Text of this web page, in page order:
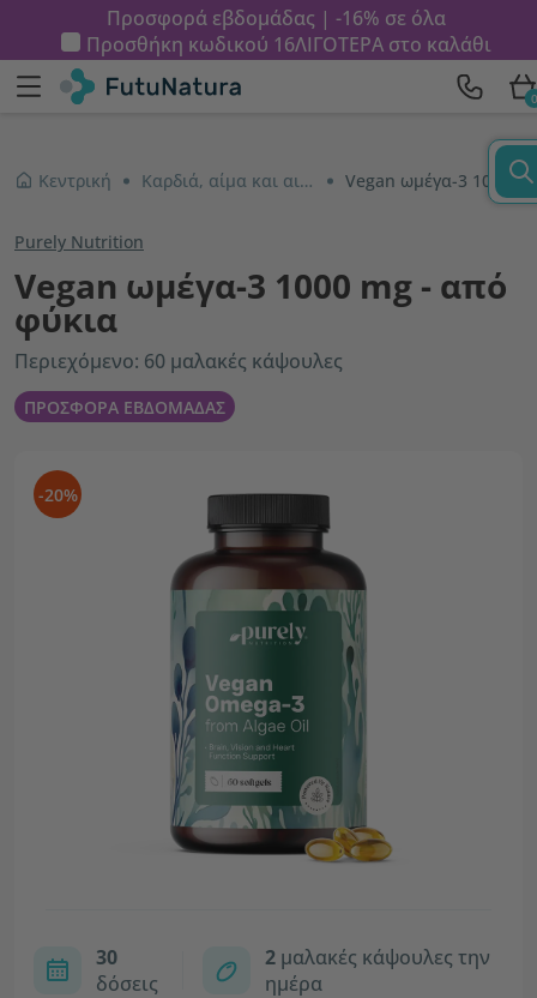
Προσφορά εβδομάδας | -16% σε όλα
Προσθήκη κωδικού 16ΛΙΓΟΤΕΡΑστο καλάθι
0
Κεντρική Καρδιά, αίμα και αιμοφόρα αγγεία Vegan ωμέγα-3 1000 mg - από φύκια
Purely Nutrition
Vegan ωμέγα-3 1000 mg - από
φύκια
Περιεχόμενο: 60 μαλακές κάψουλες
ΠΡΟΣΦΟΡΑ ΕΒΔΟΜΑΔΑΣ
-20%
30
δόσεις
2 μαλακές κάψουλες την
ημέρα